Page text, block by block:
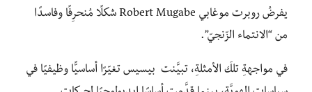
يفرضُ روبرت موغابي Robert Mugabe شكلًا مُنحرِفًا وفاسدًا
من “الانتماء الزّنجيّ”.
في مواجهةِ تلكَ الأمثلةِ، تبيَّنت بيسيس تغيّرًا أساسيًّا وظيفيًا في